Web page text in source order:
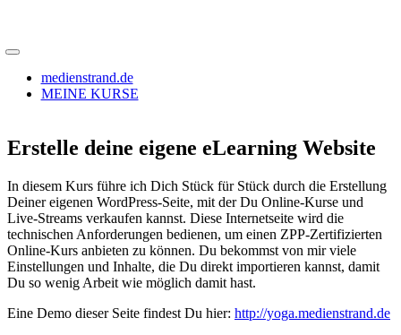
medienstrand.de
MEINE KURSE
Erstelle deine eigene eLearning Website
In diesem Kurs führe ich Dich Stück für Stück durch die Erstellung
Deiner eigenen WordPress-Seite, mit der Du Online-Kurse und
Live-Streams verkaufen kannst. Diese Internetseite wird die
technischen Anforderungen bedienen, um einen ZPP-Zertifizierten
Online-Kurs anbieten zu können. Du bekommst von mir viele
Einstellungen und Inhalte, die Du direkt importieren kannst, damit
Du so wenig Arbeit wie möglich damit hast.
Eine Demo dieser Seite findest Du hier: http://yoga.medienstrand.de